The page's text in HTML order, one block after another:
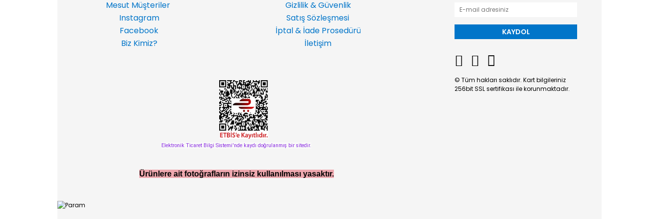
Mesut Müşteriler
Gizlilik & Güvenlik
Instagram
Satış Sözleşmesi
Facebook
İptal & İade Prosedürü
Biz Kimiz?
İletişim
Elektronik Ticaret Bilgi Sistemi'nde kaydı doğrulanmış bir sitedir.
Ürünlere ait fotoğrafların izinsiz kullanılması yasaktır.
KAYDOL
© Tüm hakları saklıdır. Kart bilgileriniz
256bit SSL sertifikası ile korunmaktadır.